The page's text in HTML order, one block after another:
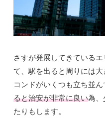
さすが発展してきている
て、駅を出ると周りには
コンドがいくつも立ち並ん
ると治安が非常に良い為、
たりもします。